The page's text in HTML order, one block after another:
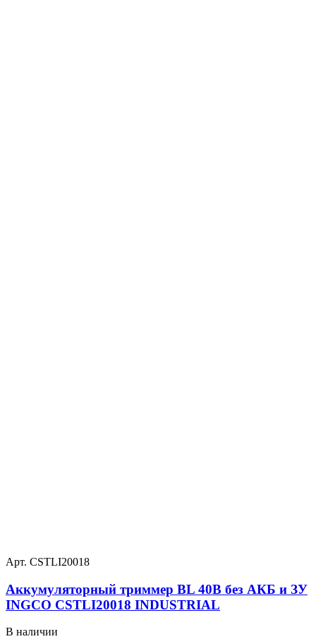
Арт. CSTLI20018
Аккумуляторный триммер BL 40В без АКБ и ЗУ
INGCO CSTLI20018 INDUSTRIAL
В наличии